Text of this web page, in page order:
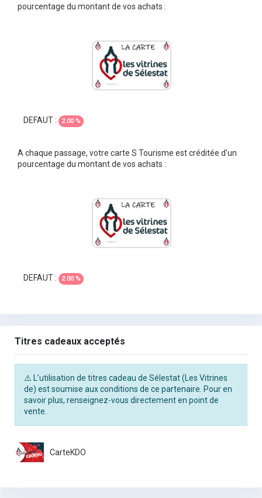
pourcentage du montant de vos achats :
DEFAUT : 2.00 %
A chaque passage, votre carte S Tourisme est créditée d'un
pourcentage du montant de vos achats :
DEFAUT : 2.00 %
Titres cadeaux acceptés
⚠️ L’utilisation de titres cadeau de Sélestat (Les Vitrines
de) est soumise aux conditions de ce partenaire. Pour en
savoir plus, renseignez-vous directement en point de
vente.
CarteKDO